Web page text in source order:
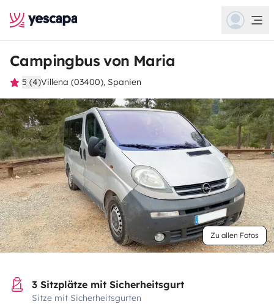
Campingbus von Maria
5 (4)Villena (03400), Spanien
Zu allen Fotos
3 Sitzplätze mit Sicherheitsgurt
Sitze mit Sicherheitsgurten